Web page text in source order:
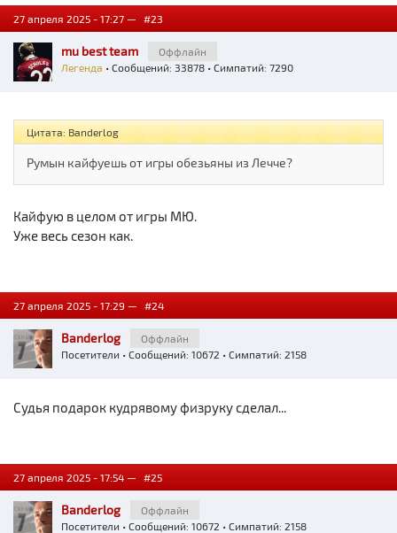
27 апреля 2025 - 17:27 — #23
mu best team
Оффлайн
Легенда • Сообщений: 33878 • Симпатий: 7290
Цитата: Banderlog
Румын кайфуешь от игры обезьяны из Лечче?
Кайфую в целом от игры МЮ.
Уже весь сезон как.
27 апреля 2025 - 17:29 — #24
Banderlog
Оффлайн
Посетители • Сообщений: 10672 • Симпатий: 2158
Судья подарок кудрявому физруку сделал...
27 апреля 2025 - 17:54 — #25
Banderlog
Оффлайн
Посетители • Сообщений: 10672 • Симпатий: 2158